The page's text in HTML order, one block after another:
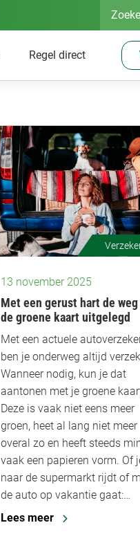
Zoeken
Regel direct
13 november 2025
Met een gerust hart de weg
de groene kaart uitgelegd
Met een actuele
ben je onderweg altijd
Wanneer nodig, kun je dat
aantonen met je groene
Deze is vaak niet eens meer
groen, heet al lang niet meer
overal zo en heeft steeds
vaak een papieren vorm. Of
naar de supermarkt rijdt of
de auto op vakantie gaat:…
Lees meer